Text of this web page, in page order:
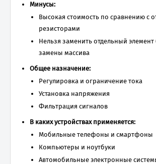
Минусы:
Высокая стоимость по сравнению с
резисторами
Нельзя заменить отдельный
замены массива
Общее назначение:
Регулировка и ограничение тока
Установка напряжения
Фильтрация сигналов
В каких устройствах применяется:
Мобильные телефоны и смартфоны
Компьютеры и ноутбуки
Автомобильные электронные